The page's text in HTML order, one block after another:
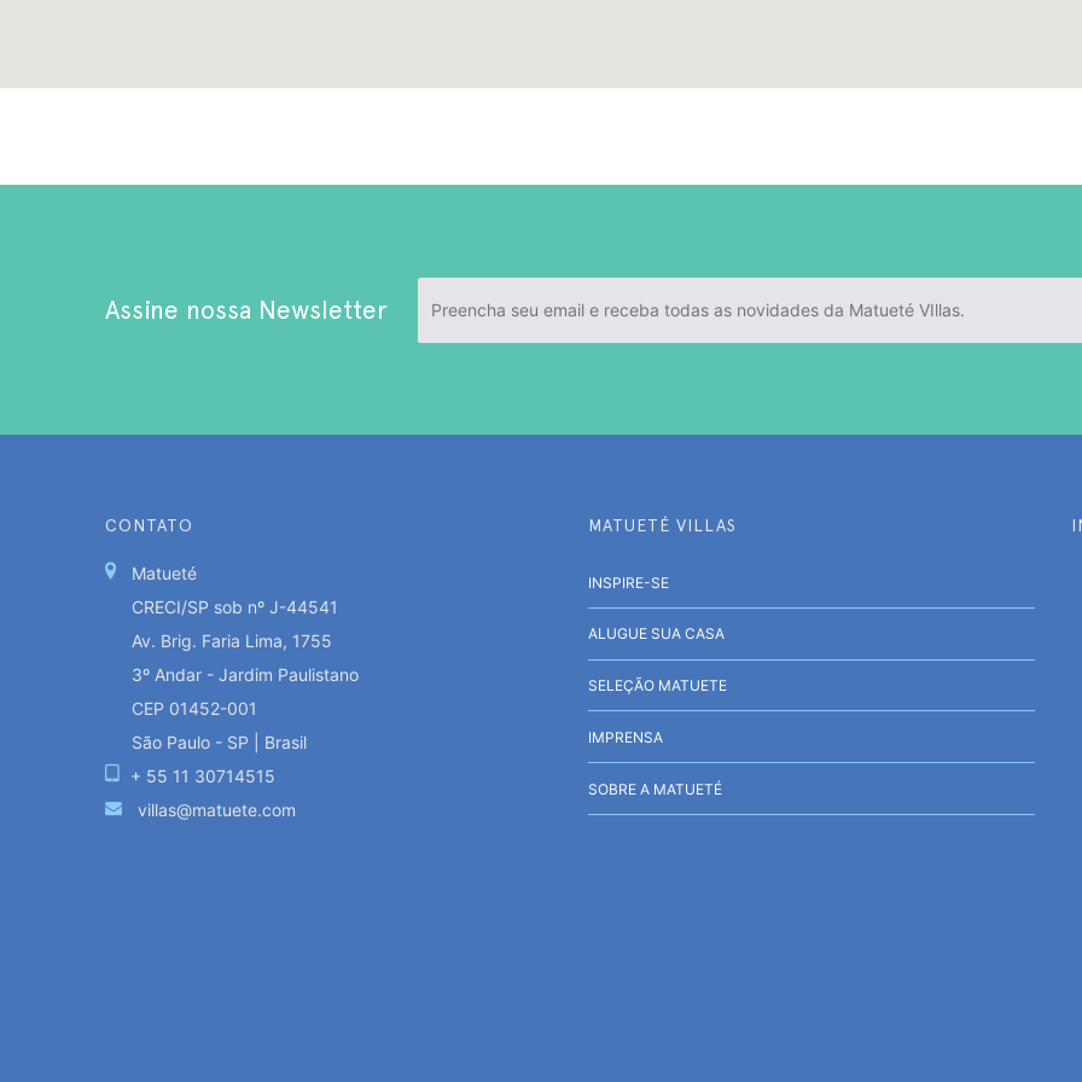
Assine nossa Newsletter
CONTATO
Matueté
CRECI/SP sob nº J-44541
Av. Brig. Faria Lima, 1755
3º Andar - Jardim Paulistano
CEP 01452-001
São Paulo - SP | Brasil
+ 55 11 30714515
villas@matuete.com
MATUETÉ VILLAS
INSPIRE-SE
ALUGUE SUA CASA
SELEÇÃO MATUETE
IMPRENSA
SOBRE A MATUETÉ